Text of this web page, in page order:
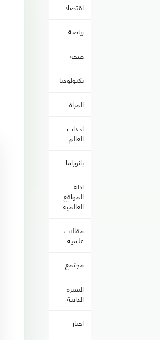
اقتصاد
رياضة
صحه
تكنولوجيا
المراة
احداث
العالم
بانوراما
ادلة
المواقع
العالمية
مقالات
علمية
مجتمع
السيرة
الذاتية
اخبار